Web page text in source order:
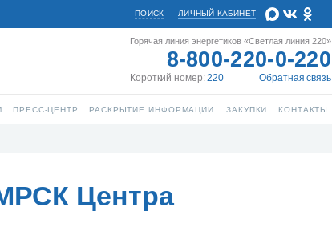
ЛИЧНЫЙ КАБИНЕТ
ПОИСК
Горячая линия энергетиков «Светлая линия 220»
8-800-220-0-220
Короткий номер:220 Обратная связь
ПРЕСС-ЦЕНТР РАСКРЫТИЕ ИНФОРМАЦИИ ЗАКУПКИ КОНТАКТЫ
Центра